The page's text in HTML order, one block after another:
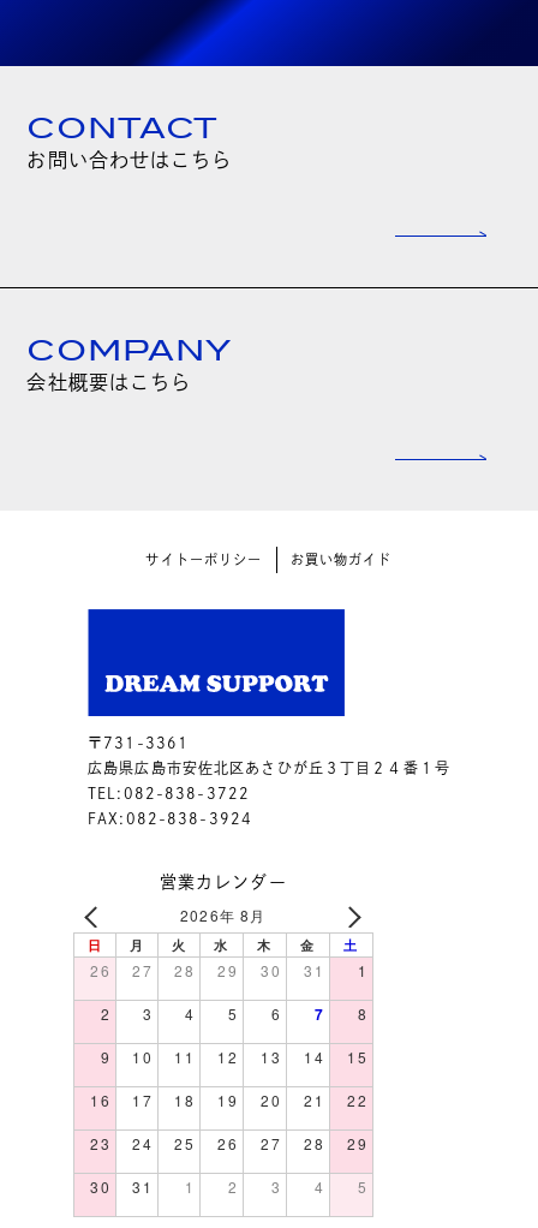
CONTACT
お問い合わせはこちら
COMPANY
会社概要はこちら
サイトーポリシー お買い物ガイド
〒731-3361
広島県広島市安佐北区あさひが丘３丁目２４番１号
TEL:082-838-3722
FAX:082-838-3924
営業カレンダー
2026年 8月
日 月 火 水 木 金 土
26 27 28 29 30 31 1
2 3 4 5 6 7 8
9 10 11 12 13 14 15
16 17 18 19 20 21 22
23 24 25 26 27 28 29
30 31 1 2 3 4 5